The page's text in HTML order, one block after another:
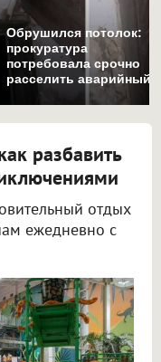
Обрушился потолок:
прокуратура
потребовала срочно
расселить аварийный
разбавить
отдых
ежедневно с